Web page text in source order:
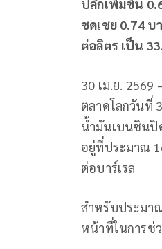
ปลีกเพิ่มขึ้น
ชดเชย 0.74
ต่อลิตร เป็น
30 เม.ย.
ตลาดโลกวันที่
น้ำมันเบนซินปิ
อยู่ที่ประมาณ
ต่อบาร์เรล
สำหรับประมา
หน้าที่ในการช่